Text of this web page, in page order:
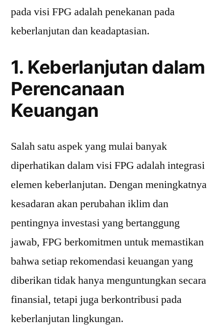
pada visi FPG adalah penekanan pada
keberlanjutan dan keadaptasian.
1. Keberlanjutan dalam
Perencanaan
Keuangan
Salah satu aspek yang mulai banyak
diperhatikan dalam visi FPG adalah integrasi
elemen keberlanjutan. Dengan meningkatnya
kesadaran akan perubahan iklim dan
pentingnya investasi yang bertanggung
jawab, FPG berkomitmen untuk memastikan
bahwa setiap rekomendasi keuangan yang
diberikan tidak hanya menguntungkan secara
finansial, tetapi juga berkontribusi pada
keberlanjutan lingkungan.